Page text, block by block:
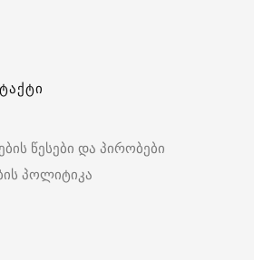
წესები და პირობები
პოლიტიკა